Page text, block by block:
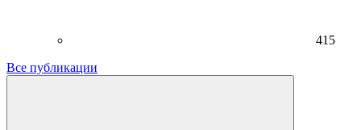
415
Все публикации